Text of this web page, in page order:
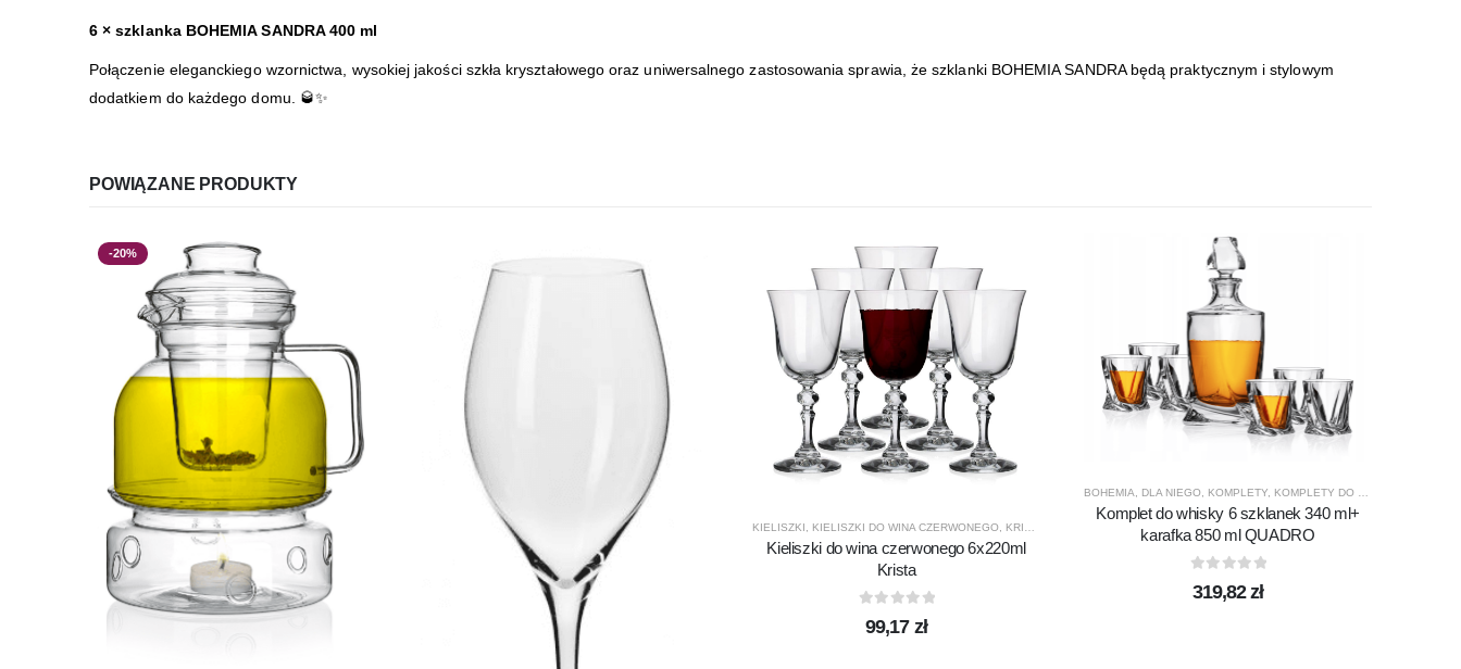
6 × szklanka BOHEMIA SANDRA 400 ml
Połączenie eleganckiego wzornictwa, wysokiej jakości szkła kryształowego oraz uniwersalnego zastosowania sprawia, że szklanki BOHEMIA SANDRA będą praktycznym i stylowym
dodatkiem do każdego domu. 🥃✨
POWIĄZANE PRODUKTY
-20%
KIELISZKI KIELISZKI DO WINA CZERWONEGO KRISTA , PRODUCENCI PRODUKTY
Kieliszki do wina czerwonego 6x220ml
Krista
99,17 zł
BOHEMIA DLA NIEGO KOMPLETY KOMPLETY DO WHISKY
Komplet do whisky 6 szklanek 340 ml+
karafka 850 ml QUADRO
319,82zł